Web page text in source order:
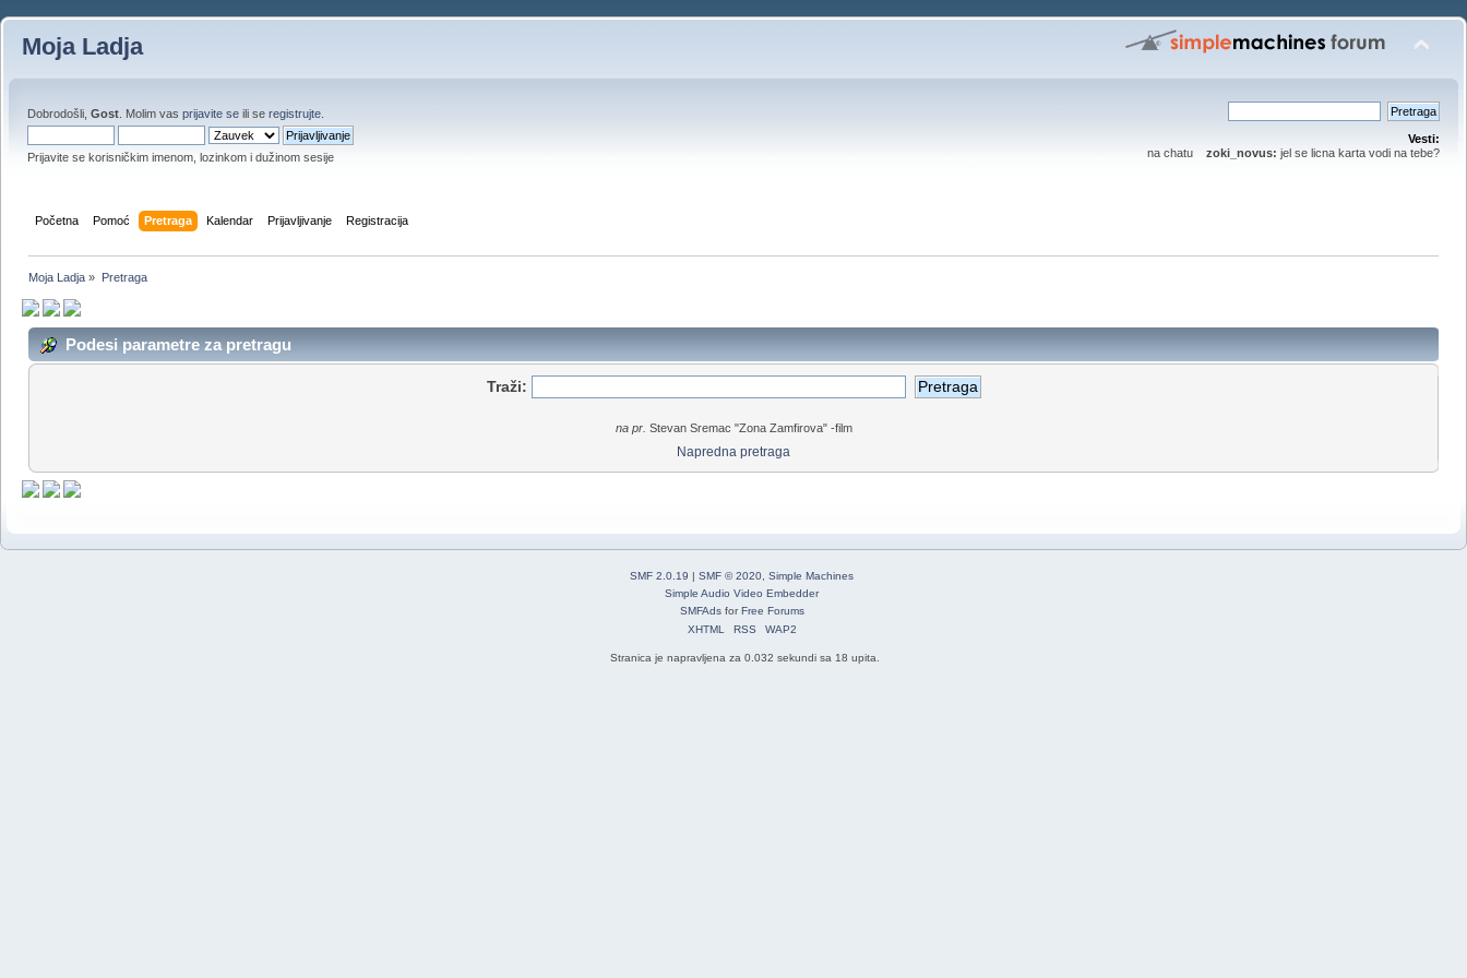
Moja Ladja
Dobrodošli, Gost . Molim vas prijavite se ili se registrujte
Prijavite se korisničkim imenom, lozinkom i dužinom sesije
Vesti:
na chatu zoki_novus: jel se licna karta vodi na tebe?
Početna Pomoć Pretraga Kalendar Prijavljivanje Registracija
Moja Ladja » Pretraga
Podesi parametre za pretragu
Traži:
na pr. Stevan Sremac "Zona Zamfirova" -film
Napredna pretraga
SMF 2.0.19 | SMF © 2020 Simple Machines
Simple Audio Video Embedder
SMFAdsforFree Forums
XHTML
RSS WAP2
Stranica je napravljena za 0.032 sekundi sa 18 upita.